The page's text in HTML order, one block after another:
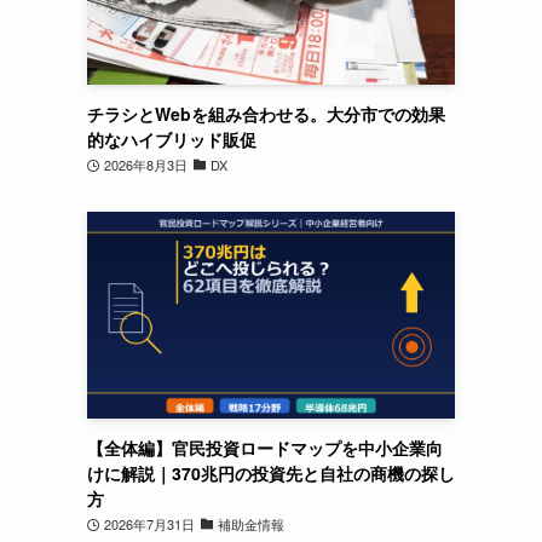
チラシとWebを組み合わせる。大分市での効果
的なハイブリッド販促
2026年8月3日 DX
【全体編】官民投資ロードマップを中小企業向
けに解説｜370兆円の投資先と自社の商機の探し
方
2026年7月31日 補助金情報